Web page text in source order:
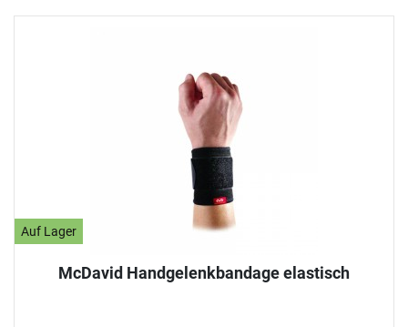
Auf Lager
McDavid Handgelenkbandage elastisch